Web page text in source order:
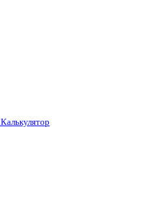
Калькулятор